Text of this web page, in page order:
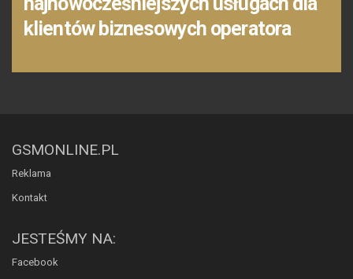
klientów biznesowych operatora
GSMONLINE.PL
Reklama
Kontakt
JESTEŚMY NA:
Facebook